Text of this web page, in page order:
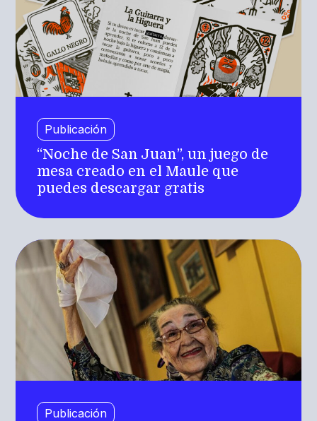
Publicación
“Noche de San Juan”, un juego de
mesa creado en el Maule que
puedes descargar gratis
Publicación